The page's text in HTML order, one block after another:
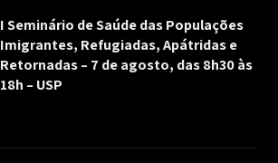
I Seminário de Saúde das Populações
Imigrantes, Refugiadas, Apátridas e
Retornadas – 7 de agosto, das 8h30 às
18h – USP